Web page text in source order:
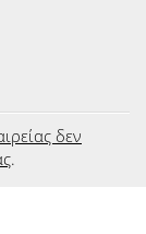
δεν
.